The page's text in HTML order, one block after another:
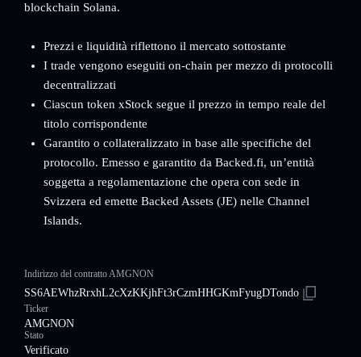
blockchain Solana.
Prezzi e liquidità riflettono il mercato sottostante
I trade vengono eseguiti on-chain per mezzo di protocolli
decentralizzati
Ciascun token xStock segue il prezzo in tempo reale del
titolo corrispondente
Garantito o collateralizzato in base alle specifiche del
protocollo. Emesso e garantito da Backed.fi, un’entità
soggetta a regolamentazione che opera con sede in
Svizzera ed emette Backed Assets (JE) nelle Channel
Islands.
Indirizzo del contratto AMGNON
SS6AEWhzRrxhL2cXzKKjhFt3rCzmHHGKmFyugDTondo
Ticker
AMGNON
Stato
Verificato